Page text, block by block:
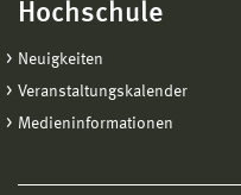
Hochschule
Neuigkeiten
Veranstaltungskalender
Medieninformationen